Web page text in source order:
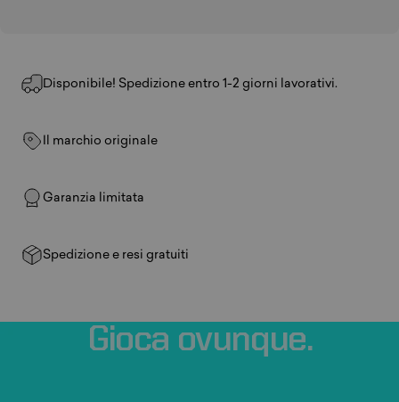
Disponibile! Spedizione entro 1-2 giorni lavorativi.
Il marchio originale
Garanzia limitata
Spedizione e resi gratuiti
Gioca ovunque.